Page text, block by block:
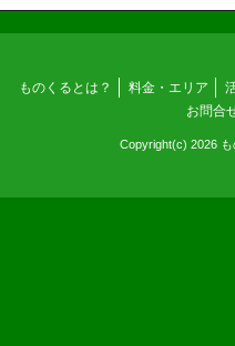
ものくるとは？ 料金・エリア
お問合
Copyright(c) 2026